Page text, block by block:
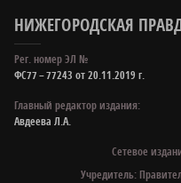
НИЖЕГОРОДСКАЯ
Рег. номер ЭЛ №
ФС77 – 77243 от 20.11.2019 г.
Главный редактор издания:
Авдеева Л.А.
Сетевое
Учредитель: